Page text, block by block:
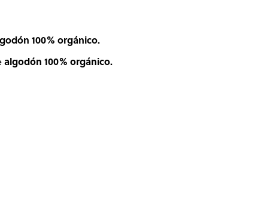
100% orgánico.
algodón 100% orgánico.